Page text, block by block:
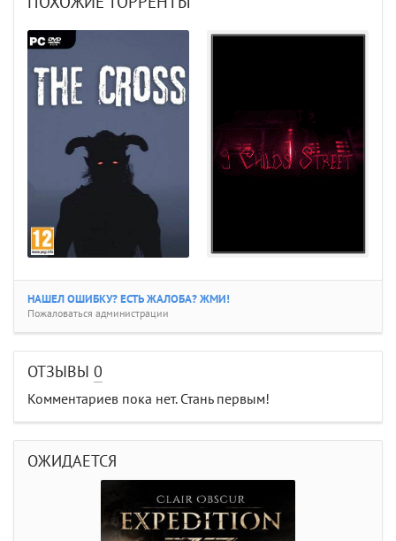
НАШЕЛ ОШИБКУ? ЕСТЬ ЖАЛОБА? ЖМИ!
Пожаловаться администрации
ОТЗЫВЫ 0
Комментариев пока нет. Стань первым!
ОЖИДАЕТСЯ